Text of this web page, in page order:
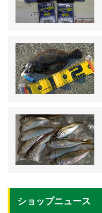
ショップニュース